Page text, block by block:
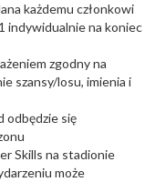
każdemu członkowi
indywidualnie na koniec
zgodny na
szansy/losu, imienia i
odbędzie się
Skills na stadionie
może